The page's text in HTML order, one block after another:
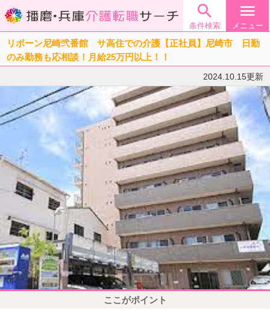

条件検索
menu
メニュー
リボーン尼崎弐番館 サ高住での介護【正社員】尼崎市 日勤
のみ勤務も応相談！月給25万円以上！！
2024.10.15更新
ここがポイント